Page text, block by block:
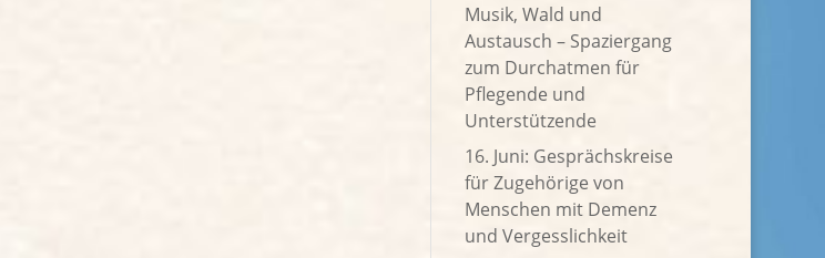
Musik, Wald und
Austausch – Spaziergang
zum Durchatmen für
Pflegende und
Unterstützende
16. Juni: Gesprächskreise
für Zugehörige von
Menschen mit Demenz
und Vergesslichkeit